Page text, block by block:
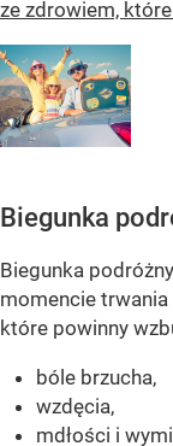
ze zdrowiem,
Biegunka
Biegunka
momencie
które powinny
bóle brzucha,
wzdęcia,
mdłości i